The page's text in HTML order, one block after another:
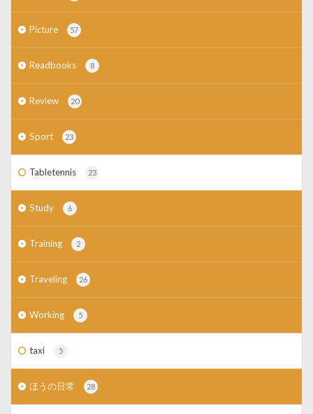
Picture 57
Readbooks 8
Review 20
Sport 23
Tabletennis 23
Study 6
Training 2
Traveling 26
Working 5
taxi 5
ほうの日常 28